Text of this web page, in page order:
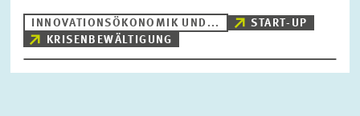
INNOVATIONSÖKONOMIK UND...
START-UP
KRISENBEWÄLTIGUNG